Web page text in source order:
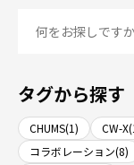
タグから探す
CHUMS(1) CW-
コラボレーション(8)